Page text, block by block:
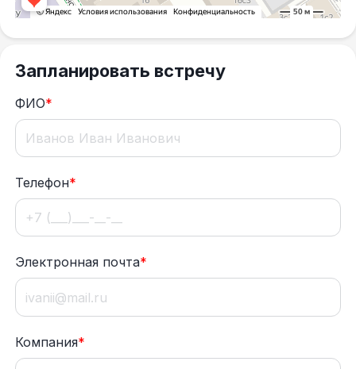
Запланировать встречу
ФИО*
Телефон*
Электронная почта*
Компания*